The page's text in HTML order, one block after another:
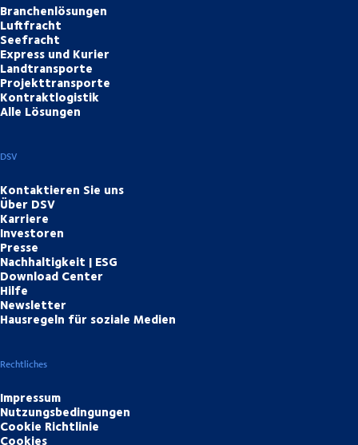
Branchenlösungen
Luftfracht
Seefracht
Express und Kurier
Landtransporte
Projekttransporte
Kontraktlogistik
Alle Lösungen
DSV
Kontaktieren Sie uns
Über DSV
Karriere
Investoren
Presse
Nachhaltigkeit | ESG
Download Center
Hilfe
Newsletter
Hausregeln für soziale Medien
Rechtliches
Impressum
Nutzungsbedingungen
Cookie Richtlinie
Cookies